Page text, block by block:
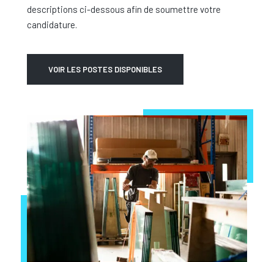
descriptions ci-dessous afin de soumettre votre
candidature.
VOIR LES POSTES DISPONIBLES